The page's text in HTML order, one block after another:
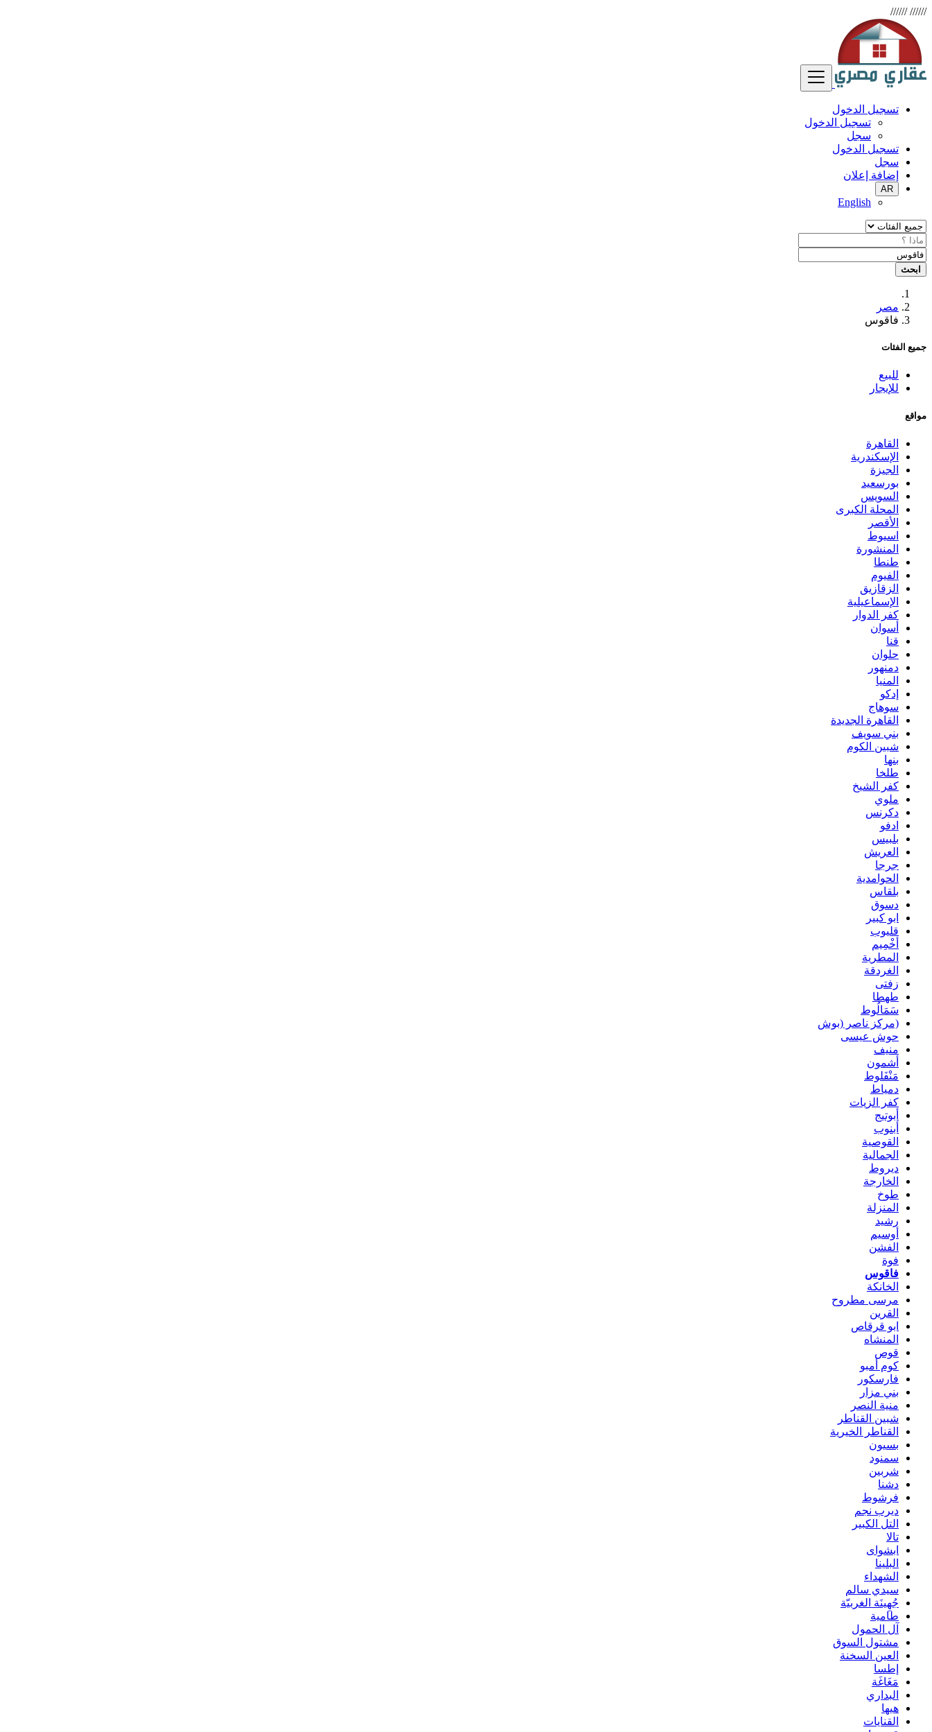
//////
//////
تسجيل الدخول
تسجيل الدخول
سجل
تسجيل الدخول
سجل
إضافة إعلان
AR
English
ابحث
مصر
فاقوس
جميع الفئات
للبيع
للإيجار
مواقع
القاهرة
الإسكندرية
الجيزة
بورسعيد
السويس
المحلة الكبرى
الأقصر
اسيوط
المنشورة
طنطا
الفيوم
الزقازيق
الإسماعيلية
كفر الدوار
أسوان
قنا
حلوان
دمنهور
المنيا
إدكو
سوهاج
القاهرة الجديدة
بني سويف
شبين الكوم
بنها
طلخا
كفر الشيخ
ملوي
دكرنس
ادفو
بلبيس
العريش
جرجا
الحوامدية
بلقاس
دسوق
ابو كبير
قليوب
أخْمِيم
المطرية
الغردقة
زفتى
طهطا
سَمَالُوط
(مركز ناصر (بوش
حوش عيسى
منيف
أشمون
مَنْفَلوط
دمياط
كفر الزيات
أبوتيج
أبنوب
القوصية
الجمالية
ديروط
الخارجة
طوخ
المنزلة
رشيد
أوسيم
الفشن
فوة
فاقوس
الخانكة
مرسى مطروح
القرين
ابو قرقاص
المنشاه
قوص
كوم أمبو
فارسكور
بني مزار
منية النصر
شبين القناطر
القناطر الخيرية
بسيون
سمنود
شربين
دشنا
فرشوط
ديرب نجم
التل الكبير
تالا
ابشواى
البلينا
الشهداء
سيدي سالم
جُهِينَة الغربيّة
طامية
آل الحمول
مشتول السوق
العين السخنة
إطسا
مَغَاغَة
البداري
هيها
القنايات